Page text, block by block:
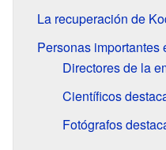
La recuperación de
Personas importantes
Directores de la
Científicos
Fotógrafos